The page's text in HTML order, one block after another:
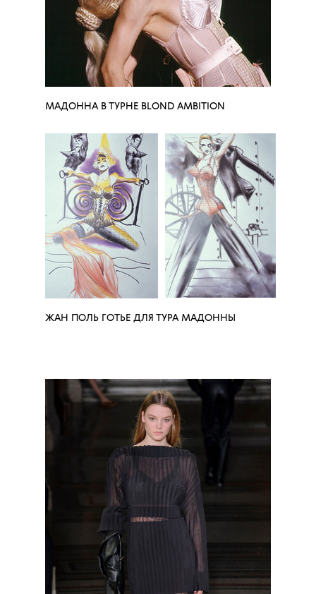
МАДОННА В ТУРНЕ BLOND AMBITION
ЖАН ПОЛЬ ГОТЬЕ ДЛЯ ТУРА МАДОННЫ